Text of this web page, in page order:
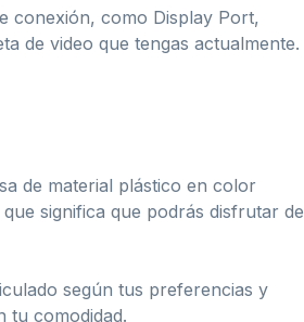
conexión, como Display Port,
de video que tengas actualmente.
de material plástico en color
significa que podrás disfrutar de
según tus preferencias y
tu comodidad.